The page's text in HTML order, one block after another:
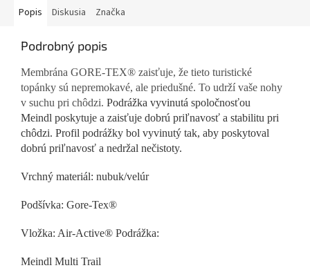
Popis Diskusia Značka
Podrobný popis
Membrána GORE-TEX® zaisťuje, že tieto turistické
topánky sú nepremokavé, ale priedušné. To udrží vaše nohy
v suchu pri chôdzi. Podrážka vyvinutá spoločnosťou
Meindl poskytuje a zaisťuje dobrú priľnavosť a stabilitu pri
chôdzi. Profil podrážky bol vyvinutý tak, aby poskytoval
dobrú priľnavosť a nedržal nečistoty.
Vrchný materiál: nubuk/velúr
Podšívka: Gore-Tex®
Vložka: Air-Active® Podrážka:
Meindl Multi Trail